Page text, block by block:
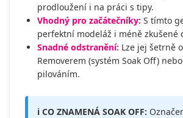
prodloužení i na práci s tipy.
Vhodný pro začátečníky: S tímto
perfektní modeláž i méně zkušené
Snadné odstranění: Lze jej šetrně
Removerem (systém Soak Off)
pilováním.
ℹ️ CO ZNAMENÁ SOAK OFF: